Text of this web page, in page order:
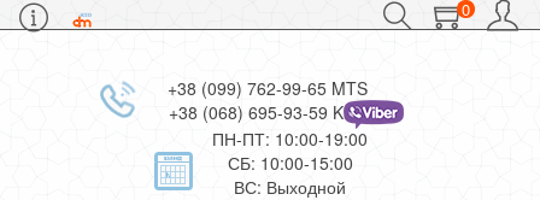
0
+38 (099) 762-99-65 MTS
+38 (068) 695-93-59 Kievstar
ПН-ПТ: 10:00-19:00
СБ: 10:00-15:00
ВС: Выходной